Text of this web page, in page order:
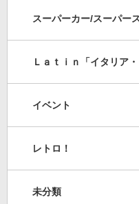
スーパーカー/スーパー
Ｌａｔｉｎ「イタリア
イベント
レトロ！
未分類